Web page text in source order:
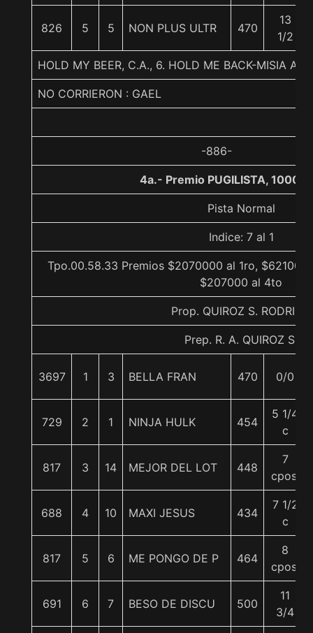
826 5 5 NON PLUS ULTR 470
13
1/2
HOLD MY BEER, C.A., 6. HOLD ME BACK-MISIA
NO CORRIERON : GAEL
-886-
4a.- Premio PUGILISTA, 1000
Pista Normal
Indice: 7 al 1
Tpo.00.58.33 Premios $2070000 al 1ro,
$207000 al 4to
Prop. QUIROZ S. RODRIGO
Prep. R. A. QUIROZ S.
3697 1 3 BELLA FRAN 470 0/0
729 2 1 NINJA HULK 454
5 1/4
c
817 3 14 MEJOR DEL LOT 448
7
cpos.
688 4 10 MAXI JESUS 434
7 1/2
c
817 5 6 ME PONGO DE P 464
8
cpos.
691 6 7 BESO DE DISCU 500
11
3/4